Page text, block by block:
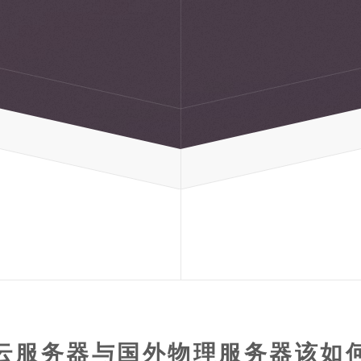
服务器与国外物理服务器该如